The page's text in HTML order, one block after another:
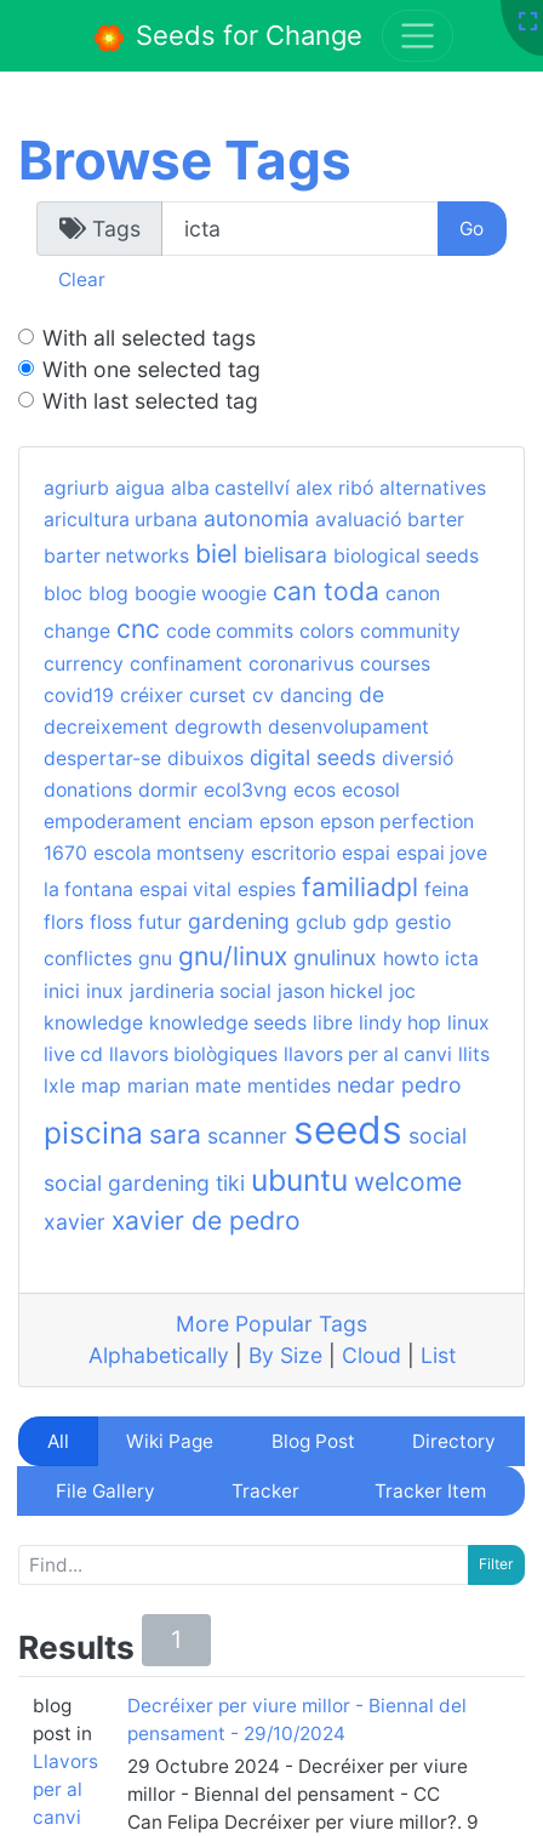
Browse Tags
Tags
Clear
With all selected tags
With one selected tag
With last selected tag
agriurb aigua alba castellví alex ribó alternatives
aricultura urbana autonomia avaluació barter
barter networks biel bielisara biological seeds
bloc blog boogie woogie can toda canon
change cnc code commits colors community
currency confinament coronarivus courses
covid19 créixer curset cv dancing de
decreixement degrowth desenvolupament
despertar-se dibuixos digital seeds diversió
donations dormir ecol3vng ecos ecosol
empoderament enciam epson epson perfection
1670 escola montseny escritorio espai espai jove
la fontana espai vital espies familiadpl feina
flors floss futur gardening gclub gdp gestio
conflictes gnu gnu/linux gnulinux howto icta
inici inux jardineria social jason hickel joc
knowledge knowledge seeds libre lindy hop linux
live cd llavors biològiques llavors per al canvi llits
lxle map marian mate mentides nedar pedro
piscina sara scanner seeds social
social gardening tiki ubuntu welcome
xavier xavier de pedro
More Popular Tags
Alphabetically
By Size| Cloud List
All Wiki Page Blog Post Directory
File Gallery Tracker Tracker Item
Results 1
blog
post in
Llavors
per al
canvi
Decréixer per viure millor - Biennal del
pensament - 29/10/2024
29 Octubre 2024 - Decréixer per viure
millor - Biennal del pensament - CC
Can Felipa Decréixer per viure millor?. 9
Seeds for Change